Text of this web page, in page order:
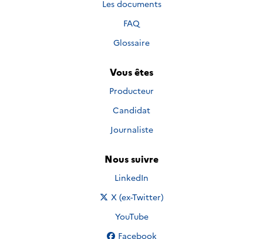
Les documents
FAQ
Glossaire
Vous êtes
Producteur
Candidat
Journaliste
Nous suivre
Nous suivre sur
LinkedIn
Nous suivre sur
X (ex-Twitter)
Nous suivre sur
YouTube
Nous suivre sur
Facebook